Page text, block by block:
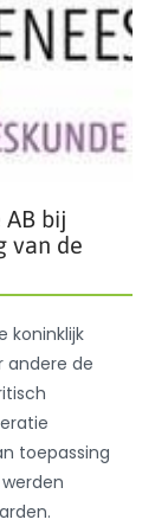
bij
van de
koninklijk
andere de
toepassing